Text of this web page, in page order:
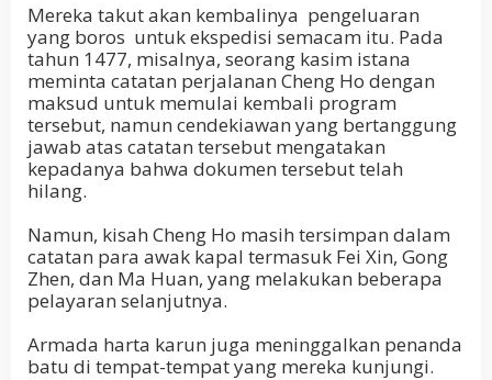
Mereka takut akan kembalinya pengeluaran
yang boros untuk ekspedisi semacam itu. Pada
tahun 1477, misalnya, seorang kasim istana
meminta catatan perjalanan Cheng Ho dengan
maksud untuk memulai kembali program
tersebut, namun cendekiawan yang bertanggung
jawab atas catatan tersebut mengatakan
kepadanya bahwa dokumen tersebut telah
hilang.
Namun, kisah Cheng Ho masih tersimpan dalam
catatan para awak kapal termasuk Fei Xin, Gong
Zhen, dan Ma Huan, yang melakukan beberapa
pelayaran selanjutnya.
Armada harta karun juga meninggalkan penanda
batu di tempat-tempat yang mereka kunjungi.